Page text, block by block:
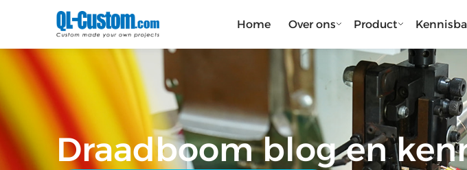
Home Over ons Product
Draadboom blog en